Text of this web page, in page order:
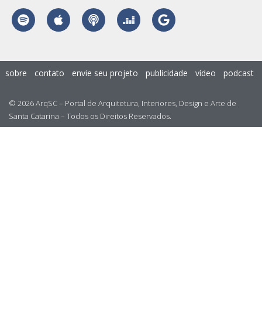
© 2026 ArqSC – Portal de Arquitetura, Interiores, Design e Arte de
Santa Catarina – Todos os Direitos Reservados.
sobre contato envie seu projeto publicidade vídeo podcast